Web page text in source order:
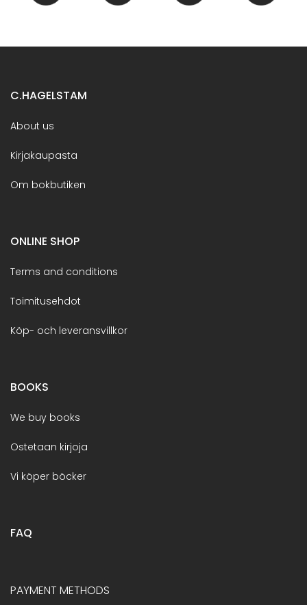
C.HAGELSTAM
About us
Kirjakaupasta
Om bokbutiken
ONLINE SHOP
Terms and conditions
Toimitusehdot
Köp- och leveransvillkor
BOOKS
We buy books
Ostetaan kirjoja
Vi köper böcker
FAQ
PAYMENT METHODS